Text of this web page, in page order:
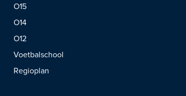
O15
O14
O12
Voetbalschool
Regioplan